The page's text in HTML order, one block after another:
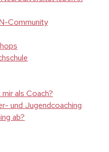
Community
als Coach?
und Jugendcoaching
ab?